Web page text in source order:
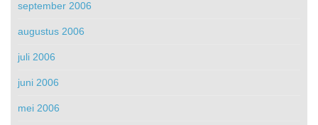
september 2006
augustus 2006
juli 2006
juni 2006
mei 2006